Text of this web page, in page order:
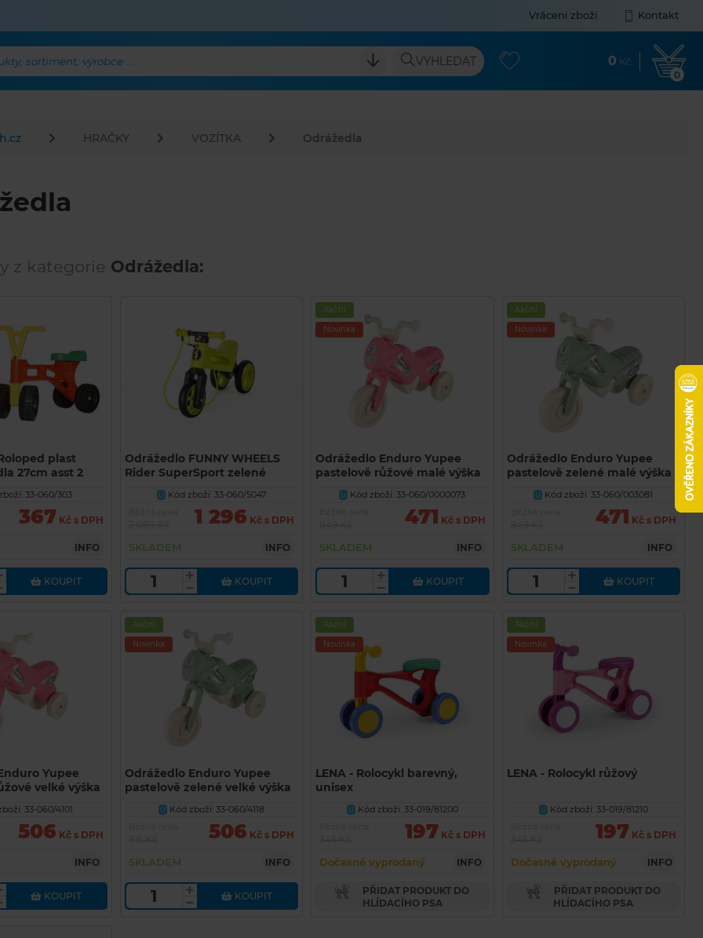
Vrácení zboží Kontakt
sortiment, výrobce ... VYHLEDAT 0 Kč
0
HRAČKY VOZÍTKA Odrážedla
z kategorie Odrážedla:
plast
27cm asst 2
33-060/303
367 Kč s DPH
INFO
KOUPIT
Odrážedlo FUNNY WHEELS
Rider SuperSport zelené
2v1+popruh, výš. sedla
28/30cm nos. 25kg
U Kód zboží: 33-060/5047
1 296 Kč s DPH
SKLADEM INFO
KOUPIT
Akční
Novinka
Odrážedlo Enduro Yupee
pastelově růžové malé výška
sedadla 26cm nosnost do
25kg 12m+
U
Kód zboží: 33-060/0000073
471 Kč s DPH
SKLADEM INFO
KOUPIT
Akční
Novinka
Odrážedlo Enduro Yupee
pastelově zelené malé výška
sedadla 26cm nosnost do
25kg 12m+
U
Kód zboží: 33-060/003081
471 Kč s DPH
SKLADEM INFO
KOUPIT
Yupee
velké výška
33-060/4101
506 Kč s DPH
INFO
KOUPIT
Akční
Novinka
Odrážedlo Enduro Yupee
pastelově zelené velké výška
sedadla 31cm nosnost do
25kg 12m+
U Kód zboží: 33-060/4118
506 Kč s DPH
SKLADEM INFO
KOUPIT
Akční
Novinka
LENA - Rolocykl barevný,
unisex
U Kód zboží: 33-019/81200
197 Kč s DPH
Dočasně vyprodaný INFO
HLÍDACÍHO PSA
Akční
Novinka
LENA - Rolocykl růžový
U Kód zboží: 33-019/81210
197 Kč s DPH
Dočasně vyprodaný INFO
HLÍDACÍHO PSA